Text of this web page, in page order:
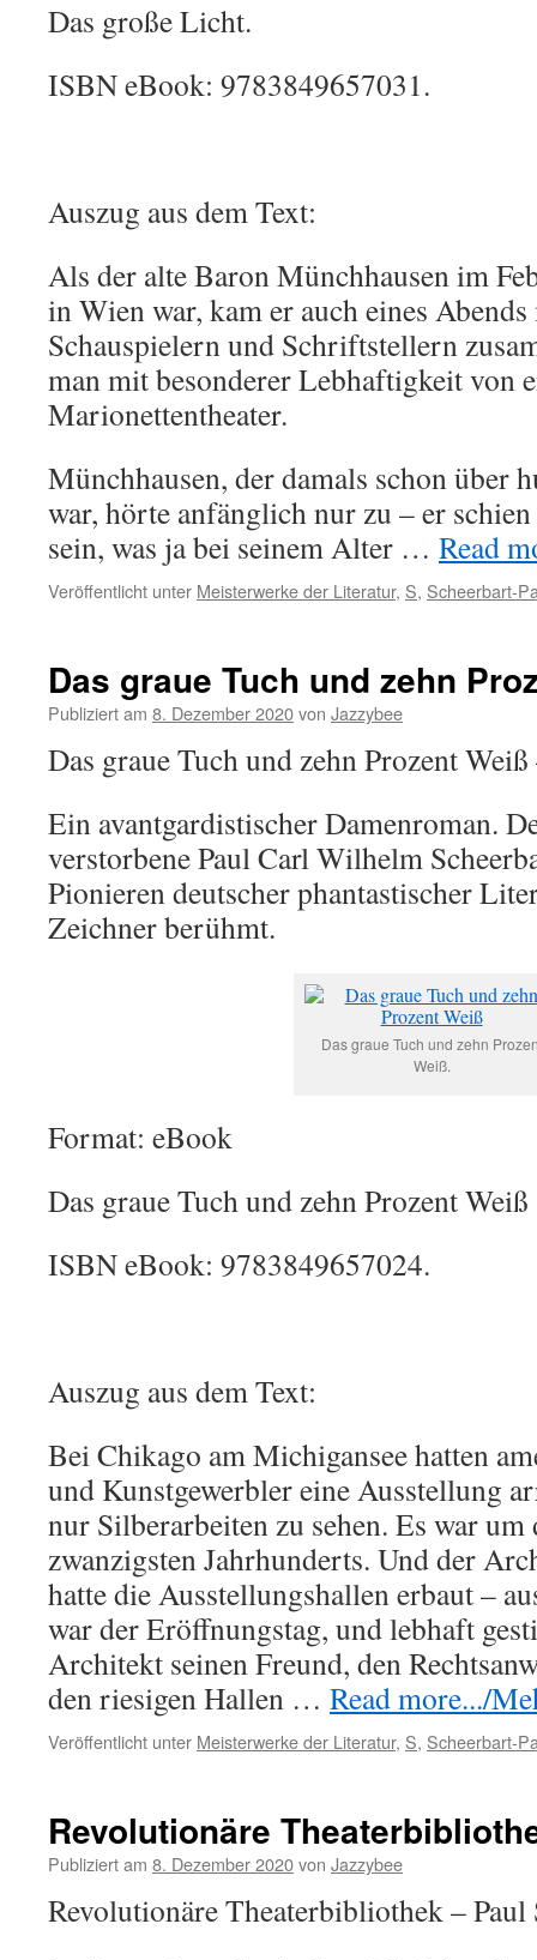
Das große Licht.
ISBN eBook: 9783849657031.
Auszug aus dem Text:
Als der alte Baron Münchhausen im
in Wien war, kam er auch eines
Schauspielern und Schriftstellern
man mit besonderer Lebhaftigkeit von
Marionettentheater.
Münchhausen, der damals schon über
war, hörte anfänglich nur zu – er
sein, was ja bei seinem Alter … Read
Veröffentlicht unter Meisterwerke der Literatur, S, Scheerbart-
Das graue Tuch und zehn
Publiziert am 8. Dezember 2020von Jazzybee
Das graue Tuch und zehn Prozent
Ein avantgardistischer Damenroman.
verstorbene Paul Carl Wilhelm
Pionieren deutscher phantastischer
Zeichner berühmt.
Das graue Tuch und zehn
Weiß.
Format: eBook
Das graue Tuch und zehn Prozent Weiß
ISBN eBook: 9783849657024.
Auszug aus dem Text:
Bei Chikago am Michigansee hatten
und Kunstgewerbler eine Ausstellung
nur Silberarbeiten zu sehen. Es war
zwanzigsten Jahrhunderts. Und der
hatte die Ausstellungshallen erbaut –
war der Eröffnungstag, und lebhaft
Architekt seinen Freund, den
den riesigen Hallen … Read more.../
Veröffentlicht unter Meisterwerke der Literatur, S, Scheerbart-
Revolutionäre
Publiziert am 8. Dezember 2020von Jazzybee
Revolutionäre Theaterbibliothek – Paul